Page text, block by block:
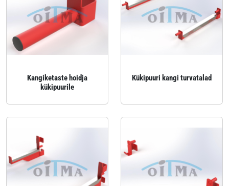
Kangiketaste hoidja
kükipuurile
Kükipuuri kangi turvatalad